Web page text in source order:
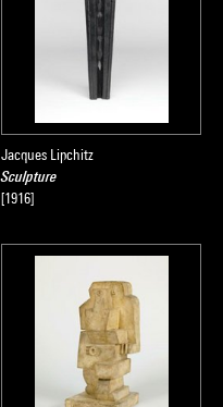
Jacques Lipchitz
Sculpture
[1916]